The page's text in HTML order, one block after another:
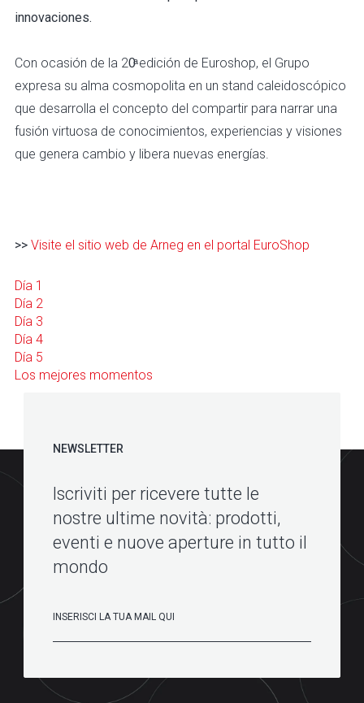
innovaciones.
Con ocasión de la 20ͣ edición de Euroshop, el Grupo
expresa su alma cosmopolita en un stand caleidoscópico
que desarrolla el concepto del compartir para narrar una
fusión virtuosa de conocimientos, experiencias y visiones
que genera cambio y libera nuevas energías.
>> Visite el sitio web de Arneg en el portal EuroShop
Día 1
Día 2
Día 3
Día 4
Día 5
Los mejores momentos
NEWSLETTER
Iscriviti per ricevere tutte le
nostre ultime novità: prodotti,
eventi e nuove aperture in tutto il
mondo